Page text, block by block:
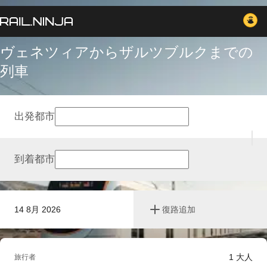
ヴェネツィアからザルツブルクまでの
列車
14 8月 2026 復路追加
出発都市
到着都市
旅行者 1 大人